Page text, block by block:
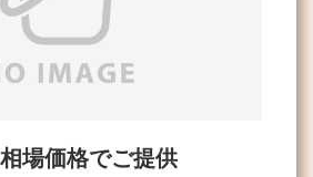
場価格でご提供